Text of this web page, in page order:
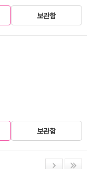
보관함
보관함